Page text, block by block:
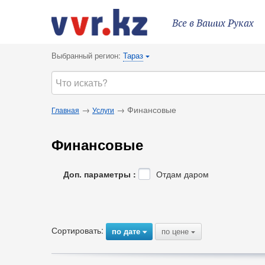
Все в Ваших Руках
Выбранный регион: Тараз {
Главная → Услуги → Финансовые
Финансовые
Доп. параметры : Отдам даром
Сортировать: по дате{ по цене {